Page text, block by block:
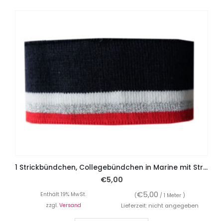
1 Strickbündchen, Collegebündchen in Marine mit Streifen in Rot/Silber/Weiß, 120 x 3,5 cm
€5,00
Enthält 19% MwSt. (€5,00 / 1 Meter )
zzgl. Versand Lieferzeit: nicht angegeben